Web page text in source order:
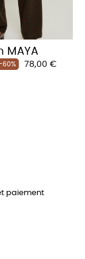
MAYA
60% Prix
78,00 €
paiement